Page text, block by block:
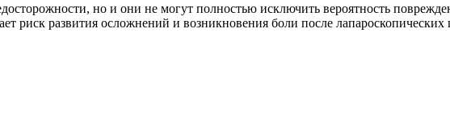
но и они не могут полностью исключить вероятность
риск развития осложнений и возникновения боли после лапароскопических